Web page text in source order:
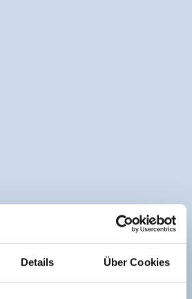
Details Über Cookies